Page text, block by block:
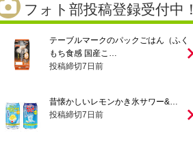
フォト部投稿登録受付中！
テーブルマークのパックごはん（ふく
もち食感 国産こ…
投稿締切7 日前
昔懐かしいレモンかき氷サワー&…
投稿締切7 日前